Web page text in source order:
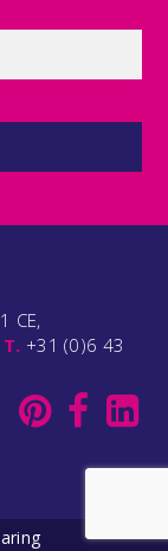
CE,
T. +31 (0)6 43